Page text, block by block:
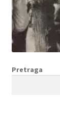
Pretraga